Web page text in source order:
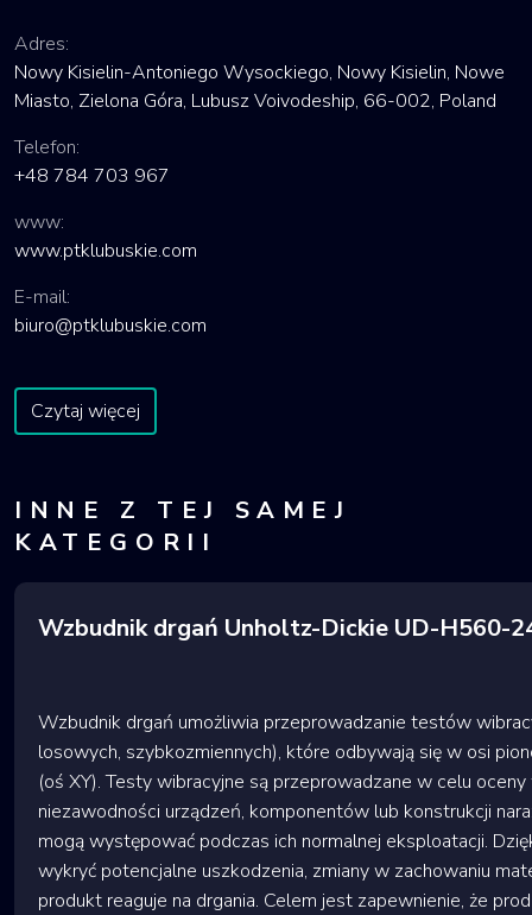
Adres:
Nowy Kisielin-Antoniego Wysockiego, Nowy Kisielin, Nowe
Miasto, Zielona Góra, Lubusz Voivodeship, 66-002, Poland
Telefon:
+48 784 703 967
www:
www.ptklubuskie.com
E-mail:
biuro@ptklubuskie.com
Czytaj więcej
INNE Z TEJ SAMEJ
KATEGORII
Wzbudnik drgań Unholtz-Dickie UD-H560-
Wzbudnik drgań umożliwia przeprowadzanie testów
losowych, szybkozmiennych), które odbywają się w osi
(oś XY). Testy wibracyjne są przeprowadzane w celu
niezawodności urządzeń, komponentów lub konstrukcji
mogą występować podczas ich normalnej eksploatacji.
wykryć potencjalne uszkodzenia, zmiany w zachowaniu
produkt reaguje na drgania. Celem jest zapewnienie, że